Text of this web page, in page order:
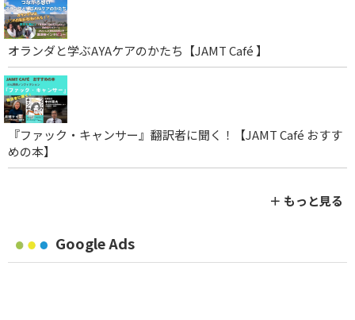
オランダと学ぶAYAケアのかたち【JAMT Café 】
『ファック・キャンサー』翻訳者に聞く！【JAMT Café おすす
めの本】
＋ もっと見る
Google Ads